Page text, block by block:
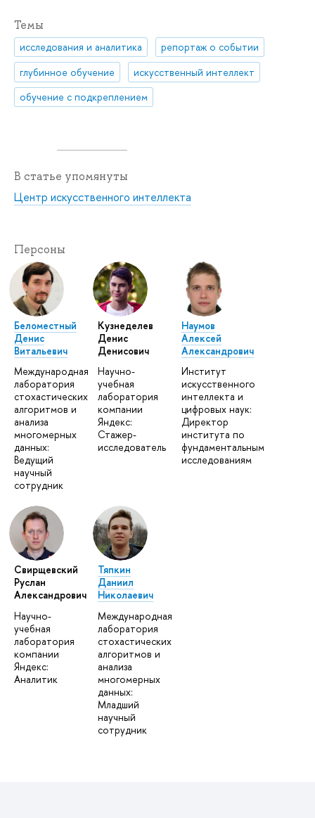
Темы
исследования и аналитика
репортаж о событии
глубинное обучение
искусственный интеллект
обучение с подкреплением
В статье упомянуты
Центр искусственного интеллекта
Персоны
Беломестный
Денис
Витальевич
Международная
лаборатория
стохастических
алгоритмов и
анализа
многомерных
данных:
Ведущий
научный
сотрудник
Кузнеделев
Денис
Денисович
Научно-
учебная
лаборатория
компании
Яндекс:
Стажер-
исследователь
Наумов
Алексей
Александрович
Институт
искусственного
интеллекта и
цифровых наук:
Директор
института по
фундаментальным
исследованиям
Свирщевский
Руслан
Александрович
Научно-
учебная
лаборатория
компании
Яндекс:
Аналитик
Тяпкин
Даниил
Николаевич
Международная
лаборатория
стохастических
алгоритмов и
анализа
многомерных
данных:
Младший
научный
сотрудник